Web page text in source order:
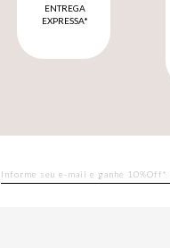
ENTREGA
EXPRESSA*